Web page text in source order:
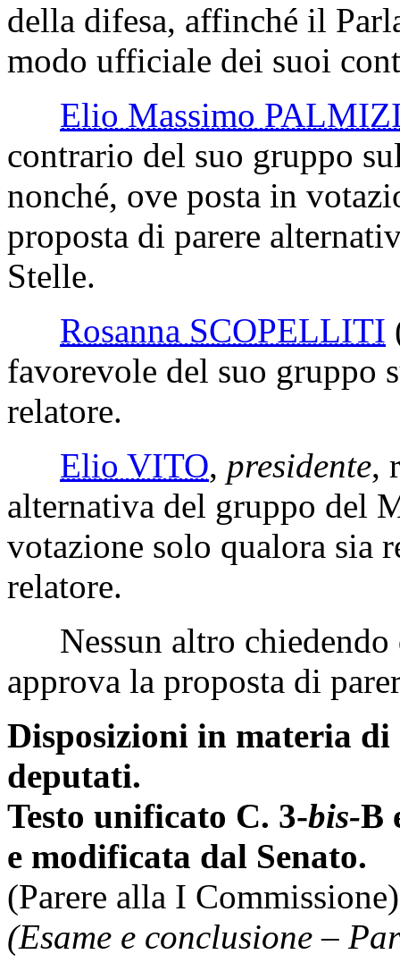
della difesa, affinché il
modo ufficiale dei suoi
Elio Massimo
contrario del suo gruppo
nonché, ove posta in
proposta di parere
Stelle.
Rosanna SCOPELLITI
favorevole del suo gruppo
relatore.
Elio VITO, presidente,
alternativa del gruppo del
votazione solo qualora sia
relatore.
Nessun altro chiedendo
approva la proposta di
Disposizioni in materia di
deputati.
Testo unificato C. 3-bis-B
e modificata dal Senato.
(Parere alla I
(Esame e conclusione –